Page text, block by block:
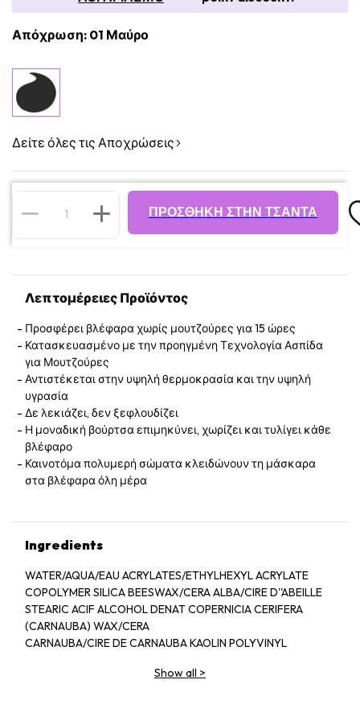
Απόχρωση: 01 Μαύρο
Δείτε όλες τις Αποχρώσεις
ΠΡΟΣΘΉΚΗ ΣΤΗΝ ΤΣΆΝΤΑ
Λεπτομέρειες Προϊόντος
Προσφέρει βλέφαρα χωρίς μουτζούρες για 15 ώρες
Κατασκευασμένο με την προηγμένη Τεχνολογία Ασπίδα
για Μουτζούρες
Αντιστέκεται στην υψηλή θερμοκρασία και την υψηλή
υγρασία
Δε λεκιάζει, δεν ξεφλουδίζει
Η μοναδική βούρτσα επιμηκύνει, χωρίζει και τυλίγει κάθε
βλέφαρο
Καινοτόμα πολυμερή σώματα κλειδώνουν τη μάσκαρα
στα βλέφαρα όλη μέρα
Ingredients
WATER/AQUA/EAU ACRYLATES/ETHYLHEXYL ACRYLATE
COPOLYMER SILICA BEESWAX/CERA ALBA/CIRE D''ABEILLE
STEARIC ACIF ALCOHOL DENAT COPERNICIA CERIFERA
(CARNAUBA) WAX/CERA
CARNAUBA/CIRE DE CARNAUBA KAOLIN POLYVINYL
HEXYLENE GLYCOL AMMONIUM ACRYLATES COPOLYMER
Show all >